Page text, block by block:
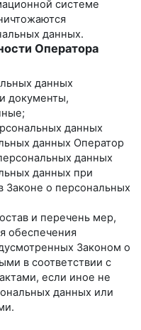
системе
данных.
Оператора
данных
документы,
данных
данных Оператор
данных
данных при
Законе о персональных
и перечень мер,
обеспечения
Законом о
в соответствии с
если иное не
данных или